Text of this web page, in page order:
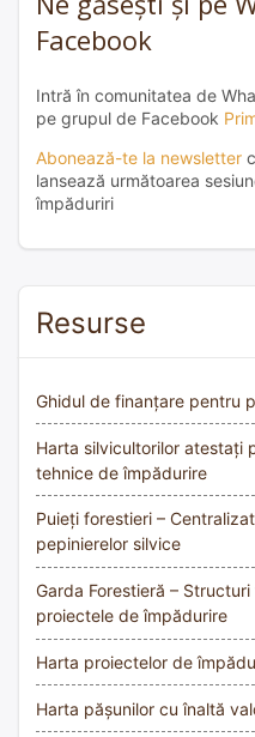
Facebook
Intră în comunitatea de
pe grupul de Facebook
Abonează-te la newsletter
lansează următoarea
împăduriri
Resurse
Ghidul de finanțare pentru
Harta silvicultorilor atestați
tehnice de împădurire
Puieți forestieri –
pepinierelor silvice
Garda Forestieră –
proiectele de împădurire
Harta proiectelor de
Harta pășunilor cu înaltă